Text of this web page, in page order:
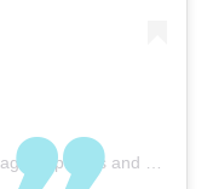
photos and videos